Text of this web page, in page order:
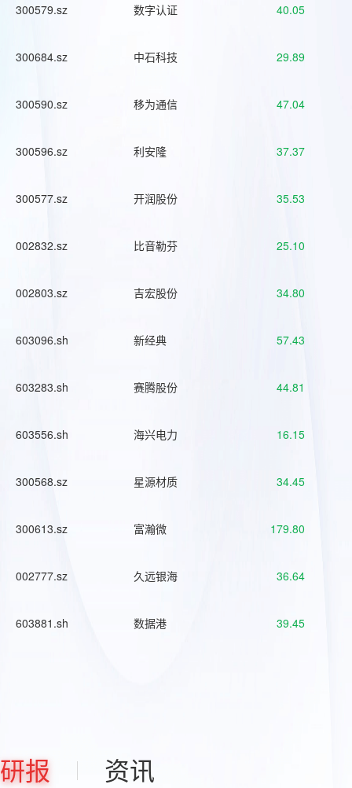
300579.sz 数字认证 40.05
300684.sz 中石科技 29.89
300590.sz 移为通信 47.04
300596.sz 利安隆 37.37
300577.sz 开润股份 35.53
002832.sz 比音勒芬 25.10
002803.sz 吉宏股份 34.80
603096.sh 新经典 57.43
603283.sh 赛腾股份 44.81
603556.sh 海兴电力 16.15
300568.sz 星源材质 34.45
300613.sz 富瀚微 179.80
002777.sz 久远银海 36.64
603881.sh 数据港 39.45
研报 资讯